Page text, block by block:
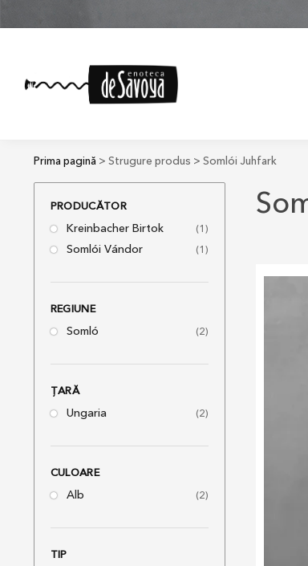
Prima pagină> Strugure produs > Somlói Juhfark
PRODUCĂTOR
Kreinbacher Birtok (1)
Somlói Vándor (1)
REGIUNE
Somló (2)
ȚARĂ
Ungaria (2)
CULOARE
Alb (2)
TIP